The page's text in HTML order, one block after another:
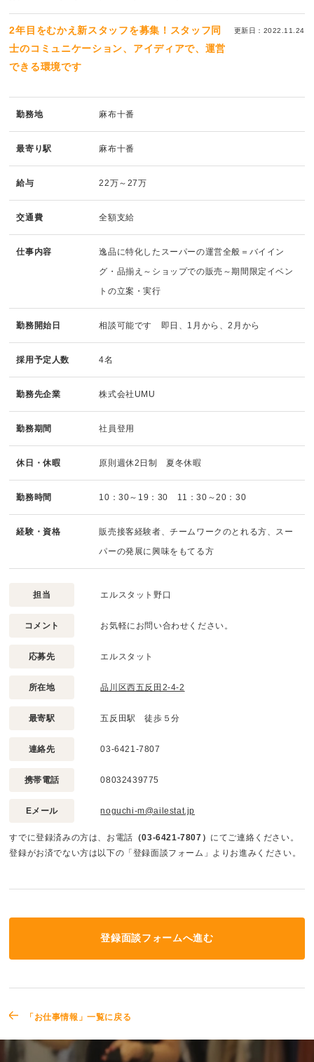
2年目をむかえ新スタッフを募集！スタッフ同
士のコミュニケーション、アイディアで、運営
できる環境です
更新日：2022.11.24
勤務地 麻布十番
最寄り駅 麻布十番
給与 22万～27万
交通費 全額支給
仕事内容
逸品に特化したスーパーの運営全般＝バイイン
グ・品揃え～ショップでの販売～期間限定イベン
トの立案・実行
勤務開始日 相談可能です 即日、1月から、2月から
採用予定人数 4名
勤務先企業 株式会社UMU
勤務期間 社員登用
休日・休暇 原則週休2日制 夏冬休暇
勤務時間 10：30～19：30 11：30～20：30
経験・資格
販売接客経験者、チームワークのとれる方、スー
パーの発展に興味をもてる方
担当 エルスタット野口
コメント お気軽にお問い合わせください。
応募先 エルスタット
所在地 品川区西五反田2-4-2
最寄駅 五反田駅 徒歩５分
連絡先 03-6421-7807
携帯電話 08032439775
Eメール noguchi-m@ailestat.jp
すでに登録済みの方は、お電話 （03-6421-7807） にてご連絡ください。
登録がお済でない方は以下の「登録面談フォーム」よりお進みください。
登録面談フォームへ進む
「お仕事情報」一覧に戻る